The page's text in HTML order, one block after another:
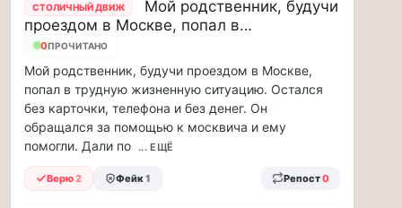
Парк».
Здесь
можно
время
всей
семьей
и
по...
Москвичи,
СТОЛИЧНЫЙ ДВИЖ
Мой родственник, будучи
проездом в Москве, попал в…
6ПРОЧИТАНО
Мой родственник, будучи проездом в Москве,
попал в трудную жизненную ситуацию. Остался
без карточки, телефона и без денег. Он
обращался за помощью к москвича и ему
помогли. Дали по ... ЕЩЁ
Верю2 Фейк1 Репост0